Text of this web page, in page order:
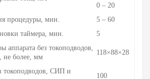
0 – 20
процедуры, мин.
5 – 60
таймера, мин.
5
аппарата без токоподводов,
не более, мм
118×88×28
токоподводов, СИП и
100